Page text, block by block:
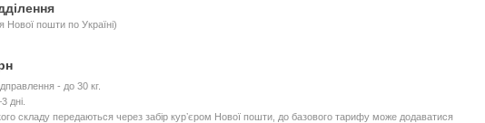
Нової пошти по Україні)
- до 30 кг.
дні.
складу передаються через забір курʼєром Нової пошти, до базового тарифу може додаватися